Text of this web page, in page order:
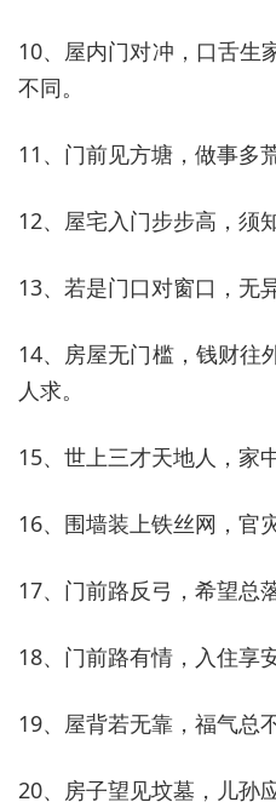
10、屋内门对冲，口舌生
不同。
11、门前见方塘，做事多荒
12、屋宅入门步步高，须
13、若是门口对窗口，无
14、房屋无门槛，钱财往
人求。
15、世上三才天地人，家
16、围墙装上铁丝网，官
17、门前路反弓，希望总落
18、门前路有情，入住享安
19、屋背若无靠，福气总不
20、房子望见坟墓，儿孙